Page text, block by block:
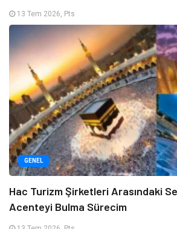
13 Tem 2026, Pts
GENEL
Hac Turizm Şirketleri Arasındaki
Acenteyi Bulma Sürecim